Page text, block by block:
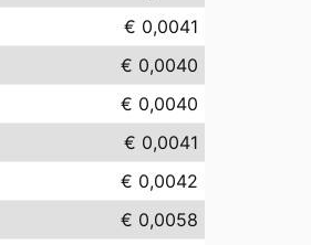
€ 0,0041
€ 0,0040
€ 0,0040
€ 0,0041
€ 0,0042
€ 0,0058